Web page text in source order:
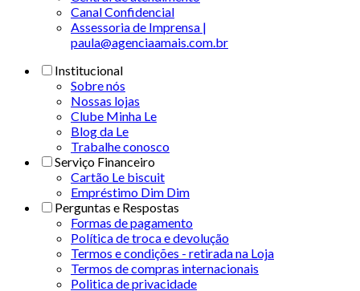
Canal Confidencial
Assessoria de Imprensa |
paula@agenciaamais.com.br
Institucional
Sobre nós
Nossas lojas
Clube Minha Le
Blog da Le
Trabalhe conosco
Serviço Financeiro
Cartão Le biscuit
Empréstimo Dim Dim
Perguntas e Respostas
Formas de pagamento
Política de troca e devolução
Termos e condições - retirada na Loja
Termos de compras internacionais
Politica de privacidade